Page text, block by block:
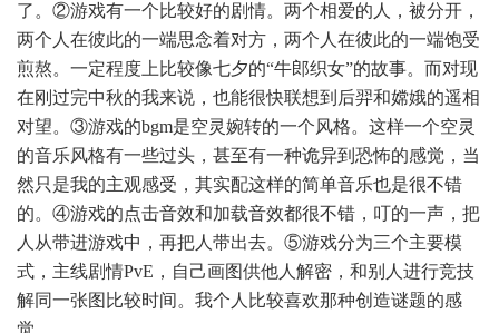
了。②游戏有一个比较好的剧情。两个相爱的人，被分开，
两个人在彼此的一端思念着对方，两个人在彼此的一端饱受
煎熬。一定程度上比较像七夕的“牛郎织女”的故事。而对现
在刚过完中秋的我来说，也能很快联想到后羿和嫦娥的遥相
对望。③游戏的bgm是空灵婉转的一个风格。这样一个空灵
的音乐风格有一些过头，甚至有一种诡异到恐怖的感觉，当
然只是我的主观感受，其实配这样的简单音乐也是很不错
的。④游戏的点击音效和加载音效都很不错，叮的一声，把
人从带进游戏中，再把人带出去。⑤游戏分为三个主要模
式，主线剧情PvE，自己画图供他人解密，和别人进行竞技
解同一张图比较时间。我个人比较喜欢那种创造谜题的感
觉。